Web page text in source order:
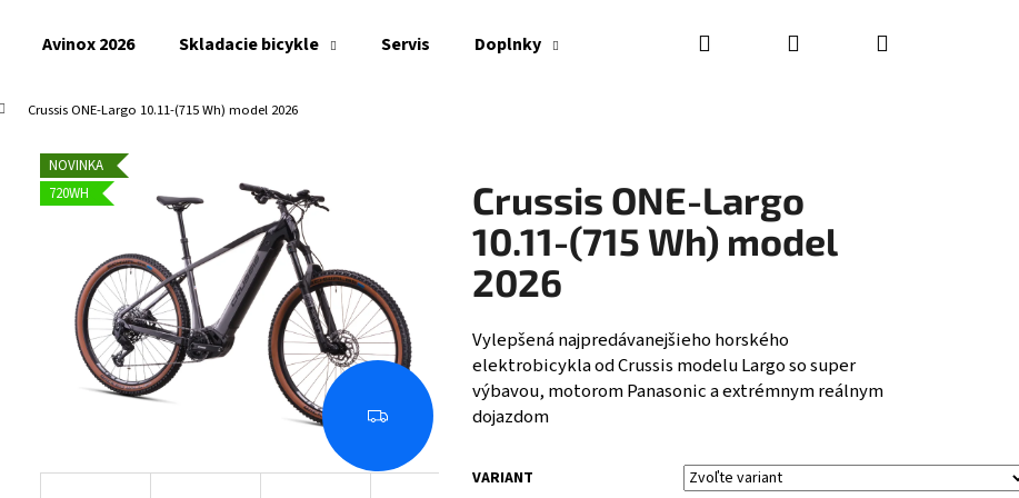
Avinox 2026 Skladacie bicykle Servis Doplnky Hľadať PrihlásenieNákupný
Crussis ONE-Largo 10.11-(715 Wh) model 2026
Crussis ONE-Largo
10.11-(715 Wh) model
2026
Vylepšená najpredávanejšieho horského
elektrobicykla od Crussis modelu Largo so super
výbavou, motorom Panasonic a extrémnym reálnym
dojazdom
VARIANT
NOVINKA
720WH
Z
A
Čo potrebujete nájsť?
HĽADAŤ
Odporúčame